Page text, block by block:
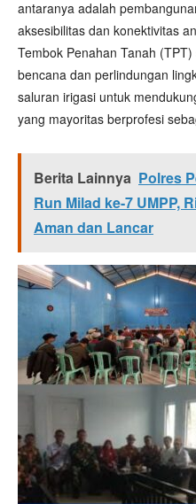
antaranya adalah
aksesibilitas dan konektivitas
Tembok Penahan Tanah
bencana dan perlindungan
saluran irigasi untuk
yang mayoritas berprofesi
Berita Lainnya Polres
Run Milad ke-7 UMPP,
Aman dan Lancar